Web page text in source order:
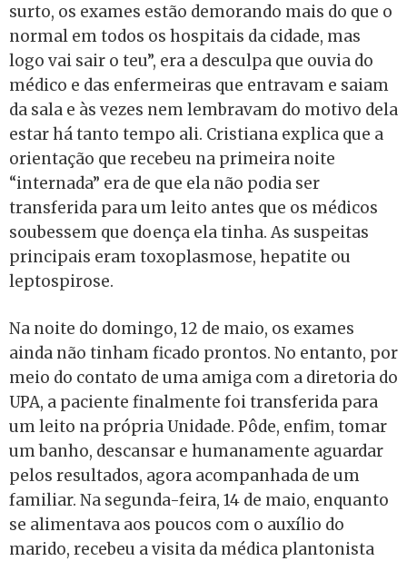
surto, os exames estão demorando mais do que o
normal em todos os hospitais da cidade, mas
logo vai sair o teu”, era a desculpa que ouvia do
médico e das enfermeiras que entravam e saiam
da sala e às vezes nem lembravam do motivo dela
estar há tanto tempo ali. Cristiana explica que a
orientação que recebeu na primeira noite
“internada” era de que ela não podia ser
transferida para um leito antes que os médicos
soubessem que doença ela tinha. As suspeitas
principais eram toxoplasmose, hepatite ou
leptospirose.
Na noite do domingo, 12 de maio, os exames
ainda não tinham ficado prontos. No entanto, por
meio do contato de uma amiga com a diretoria do
UPA, a paciente finalmente foi transferida para
um leito na própria Unidade. Pôde, enfim, tomar
um banho, descansar e humanamente aguardar
pelos resultados, agora acompanhada de um
familiar. Na segunda-feira, 14 de maio, enquanto
se alimentava aos poucos com o auxílio do
marido, recebeu a visita da médica plantonista